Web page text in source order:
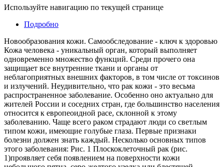
Используйте навигацию по текущей странице
Подробно
Новообразования кожи. Самообследование - ключ к здоровью
Кожа человека - уникальный орган, который выполняет
одновременно множество функций. Среди прочего она
защищает все внутренние ткани и органы от
неблагоприятных внешних факторов, в том числе от токсинов
и излучений. Неудивительно, что рак кожи - это весьма
распространенное заболевание. Особенно оно актуально для
жителей России и соседних стран, где большинство населения
относится к европеоидной расе, склонной к этому
заболеванию. Чаще всего раком страдают люди со светлым
типом кожи, имеющие голубые глаза. Первые признаки
болезни должен знать каждый. Несколько основных типов
этого заболевания: Рис. 1 Плоскоклеточный рак (рис.
1)проявляет себя появлением на поверхности кожи